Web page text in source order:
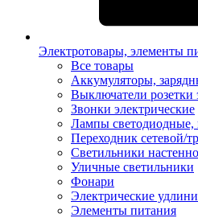
Электротовары, элементы
Все товары
Аккумуляторы,
Выключатели розетки
Звонки электрические
Лампы светодиодные,
Переходник сетевой/
Светильники
Уличные светильники
Фонари
Электрические
Элементы питания